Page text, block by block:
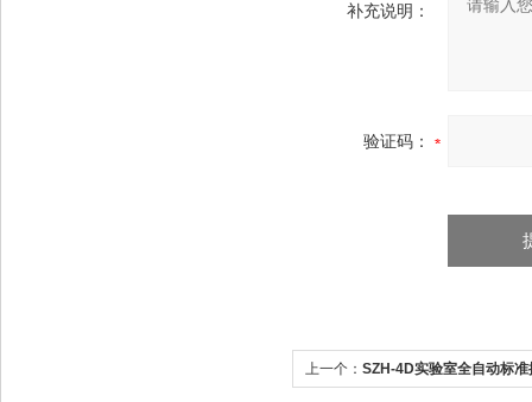
补充说明：
验证码：
上一个： SZH-4D实验室全自动标准